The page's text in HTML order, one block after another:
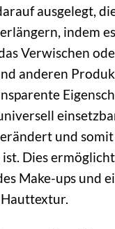
ausgelegt,
indem
Verwischen
anderen
und
Dies
Make-ups und